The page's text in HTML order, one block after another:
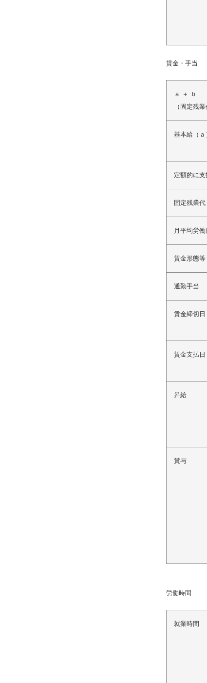
賃金・手当
ａ ＋ ｂ
（固定残
基本給（ａ
定額的に支
固定残業代
月平均労
賃金形態等
通勤手当
賃金締切日
賃金支払日
昇給
賞与
労働時間
就業時間